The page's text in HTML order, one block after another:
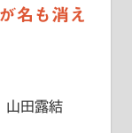
名も消え
山田露結